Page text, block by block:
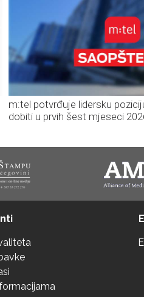
m:tel potvrđuje lidersku
dobiti u prvih šest mjeseci